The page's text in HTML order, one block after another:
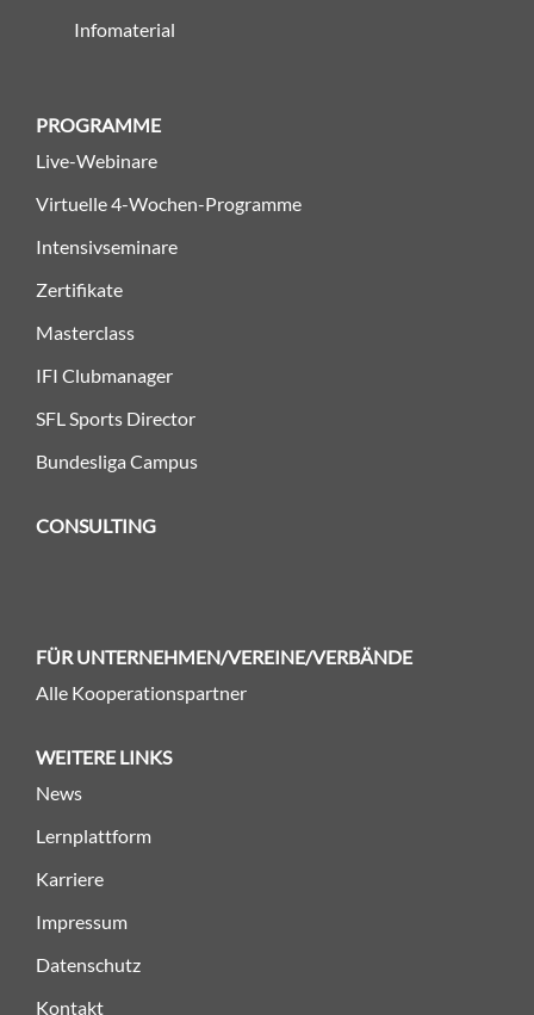
Infomaterial
PROGRAMME
Live-Webinare
Virtuelle 4-Wochen-Programme
Intensivseminare
Zertifikate
Masterclass
IFI Clubmanager
SFL Sports Director
Bundesliga Campus
CONSULTING
FÜR UNTERNEHMEN/VEREINE/VERBÄNDE
Alle Kooperationspartner
WEITERE LINKS
News
Lernplattform
Karriere
Impressum
Datenschutz
Kontakt